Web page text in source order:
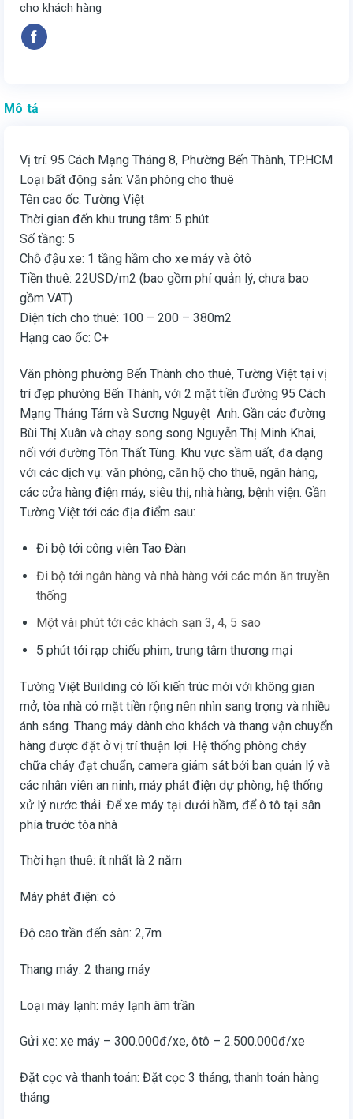
cho khách hàng
Mô tả
Vị trí: 95 Cách Mạng Tháng 8, Phường Bến Thành, TP.HCM
Loại bất động sản: Văn phòng cho thuê
Tên cao ốc: Tường Việt
Thời gian đến khu trung tâm: 5 phút
Số tầng: 5
Chỗ đậu xe: 1 tầng hầm cho xe máy và ôtô
Tiền thuê: 22USD/m2 (bao gồm phí quản lý, chưa bao
gồm VAT)
Diện tích cho thuê: 100 – 200 – 380m2
Hạng cao ốc: C+
Văn phòng phường Bến Thành cho thuê, Tường Việt tại vị
trí đẹp phường Bến Thành, với 2 mặt tiền đường 95 Cách
Mạng Tháng Tám và Sương Nguyệt Anh. Gần các đường
Bùi Thị Xuân và chạy song song Nguyễn Thị Minh Khai,
nối với đường Tôn Thất Tùng. Khu vực sầm uất, đa dạng
với các dịch vụ: văn phòng, căn hộ cho thuê, ngân hàng,
các cửa hàng điện máy, siêu thị, nhà hàng, bệnh viện. Gần
Tường Việt tới các địa điểm sau:
Đi bộ tới công viên Tao Đàn
Đi bộ tới ngân hàng và nhà hàng với các món ăn truyền
thống
Một vài phút tới các khách sạn 3, 4, 5 sao
5 phút tới rạp chiếu phim, trung tâm thương mại
Tường Việt Building có lối kiến trúc mới với không gian
mở, tòa nhà có mặt tiền rộng nên nhìn sang trọng và nhiều
ánh sáng. Thang máy dành cho khách và thang vận chuyển
hàng được đặt ở vị trí thuận lợi. Hệ thống phòng cháy
chữa cháy đạt chuẩn, camera giám sát bởi ban quản lý và
các nhân viên an ninh, máy phát điện dự phòng, hệ thống
xử lý nước thải. Để xe máy tại dưới hầm, để ô tô tại sân
phía trước tòa nhà
Thời hạn thuê: ít nhất là 2 năm
Máy phát điện: có
Độ cao trần đến sàn: 2,7m
Thang máy: 2 thang máy
Loại máy lạnh: máy lạnh âm trần
Gửi xe: xe máy – 300.000đ/xe, ôtô – 2.500.000đ/xe
Đặt cọc và thanh toán: Đặt cọc 3 tháng, thanh toán hàng
tháng